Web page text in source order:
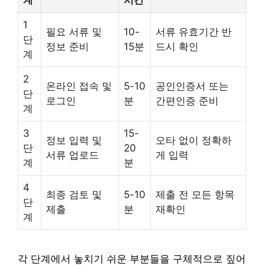
1
단
계
필요 서류 및
정보 준비
10-
15분
서류 유효기간 반
드시 확인
2
단
계
온라인 접속 및
로그인
5-10
분
공인인증서 또는
간편인증 준비
3
단
계
정보 입력 및
서류 업로드
15-
20
분
오타 없이 정확하
게 입력
4
단
계
최종 검토 및
제출
5-10
분
제출 전 모든 항목
재확인
각 단계에서 놓치기 쉬운 부분들을 구체적으로 짚어